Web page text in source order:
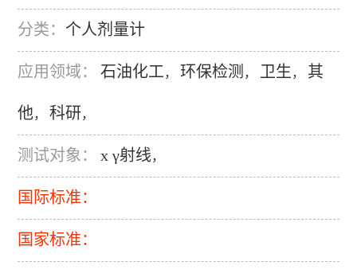
分类： 个人剂量计
应用领域： 石油化工，环保检测 ， 卫生 ， 其
他，科研，
测试对象： x γ射线，
国际标准：
国家标准：